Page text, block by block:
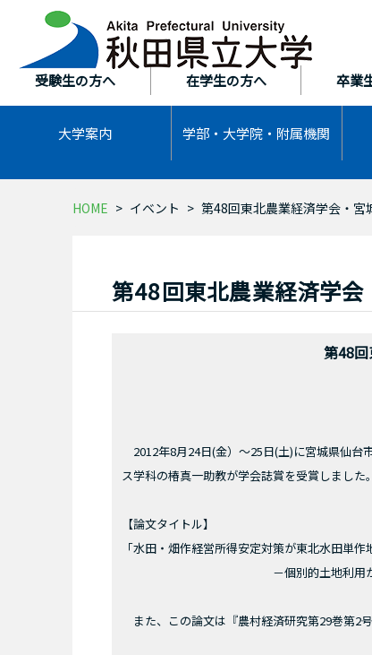
受験生の方へ 在学生の方へ 卒業
大学案内 学部・大学院・ 附属機関
HOME イベント 第48回東北農業経済学会・宮
第48回東北農業経済学
第48
2012年8月24日(金）～25日(土)に宮城県仙台
ス学科の椿真一助教が学会誌賞を受賞しました。
【論文タイトル】
「水田・畑作経営所得安定対策が東北水田単
－個別的土地利用から集団
また、この論文は『農村経済研究第29巻第2号